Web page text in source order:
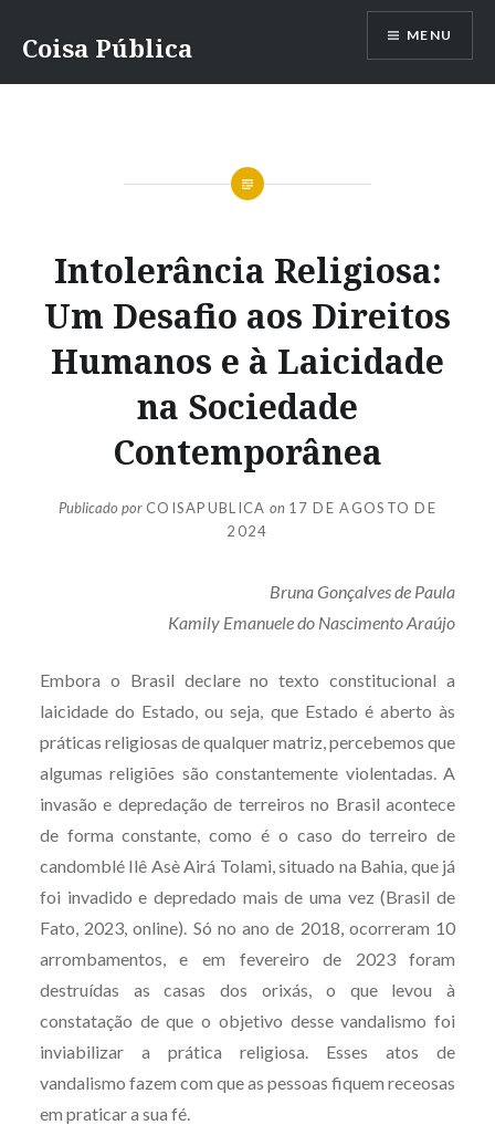
paraCoisa Pública MENU
Intolerância Religiosa:
Um Desafio aos Direitos
Humanos e à Laicidade
na Sociedade
Contemporânea
Publicado por COISAPUBLICA on 17 DE AGOSTO DE
2024
Bruna Gonçalves de Paula
Kamily Emanuele do Nascimento Araújo
Embora o Brasil declare no texto constitucional a
laicidade do Estado, ou seja, que Estado é aberto às
práticas religiosas de qualquer matriz, percebemos que
algumas religiões são constantemente violentadas. A
invasão e depredação de terreiros no Brasil acontece
de forma constante, como é o caso do terreiro de
candomblé Ilê Asè Airá Tolami, situado na Bahia, que já
foi invadido e depredado mais de uma vez (Brasil de
Fato, 2023, online). Só no ano de 2018, ocorreram 10
arrombamentos, e em fevereiro de 2023 foram
destruídas as casas dos orixás, o que levou à
constatação de que o objetivo desse vandalismo foi
inviabilizar a prática religiosa. Esses atos de
vandalismo fazem com que as pessoas fiquem receosas
em praticar a sua fé.